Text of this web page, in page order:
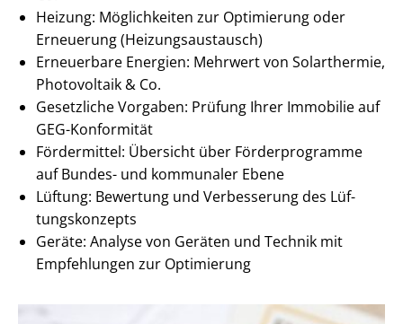
Heizung: Möglichkeiten zur Optimierung oder
Erneuerung (Hei­zungs­aus­tausch)
Erneuerbare Energien: Mehrwert von Solarthermie,
Photovoltaik & Co.
Gesetzliche Vorgaben: Prüfung Ihrer Immobilie auf
GEG-Konformität
Fördermittel: Übersicht über Förderprogramme
auf Bundes- und kommunaler Ebene
Lüftung: Bewertung und Verbesserung des Lüf­
tungs­kon­zepts
Geräte: Analyse von Geräten und Technik mit
Empfehlungen zur Optimierung